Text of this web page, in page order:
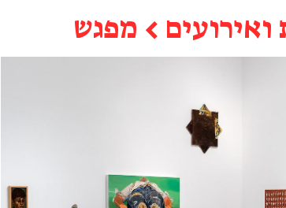
ואירועים ← מפגש